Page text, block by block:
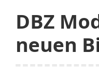
DBZ
neuen